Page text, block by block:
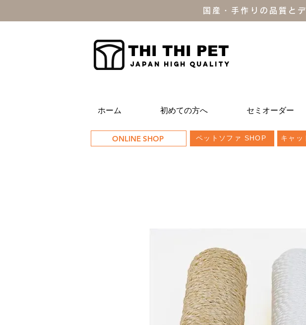
国産・手作りの品質と
THI THI PET
JAPAN high quality
ホーム 初めての方へ セミオーダー
ONLINE SHOP ペットソファ SHOP キャッ